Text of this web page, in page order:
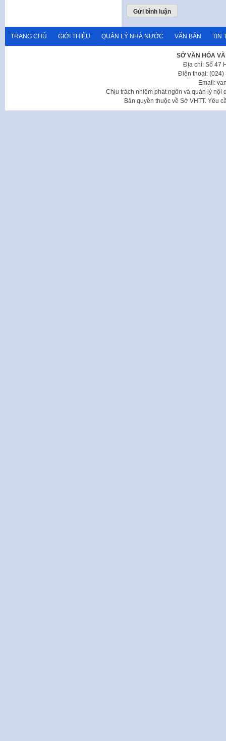
TRANG CHỦ GIỚI THIỆU QUẢN LÝ NHÀ NƯỚC VĂN BẢN TIN
SỞ VĂN HÓA
Địa chỉ: Số 47
Điện thoại: (024)
Email:
Chịu trách nhiệm phát ngôn và quản lý nội
Bản quyền thuộc về Sở VHTT. Yêu